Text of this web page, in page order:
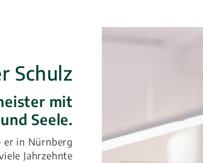
Schulz
mit
Seele.
er in Nürnberg
Jahrzehnte